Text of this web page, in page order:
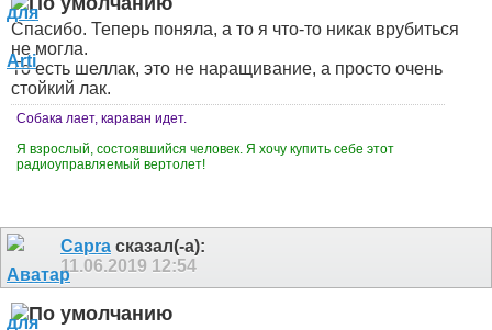
Спасибо. Теперь поняла, а то я что-то никак врубиться
не могла.
То есть шеллак, это не наращивание, а просто очень
стойкий лак.
Собака лает, караван идет.
Я взрослый, состоявшийся человек. Я хочу купить себе этот
радиоуправляемый вертолет!
Capra сказал(-а):
11.06.2019 12:54